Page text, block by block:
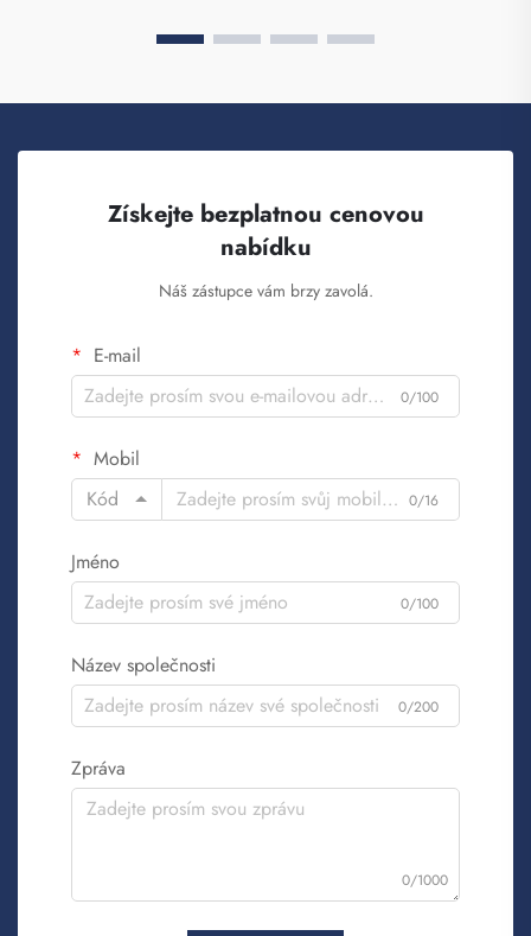
Získejte bezplatnou cenovou
nabídku
Náš zástupce vám brzy zavolá.
E-mail
0/100
Mobil
Kód
0/16
Jméno
0/100
Název společnosti
0/200
Zpráva
0/1000